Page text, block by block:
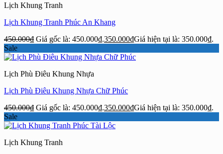
Lịch Khung Tranh
Lịch Khung Tranh Phúc An Khang
450.000₫ Giá gốc là: 450.000₫.350.000₫Giá hiện tại là: 350.000₫.
Sale
Lịch Phù Điêu Khung Nhựa
Lịch Phù Điêu Khung Nhựa Chữ Phúc
450.000₫ Giá gốc là: 450.000₫.350.000₫Giá hiện tại là: 350.000₫.
Sale
Lịch Khung Tranh